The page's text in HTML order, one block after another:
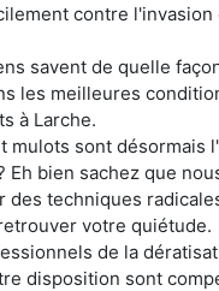
contre l'invasion
savent de quelle
les meilleures
à Larche.
mulots sont désormais
Eh bien sachez que
des techniques
votre quiétude.
de la
disposition sont